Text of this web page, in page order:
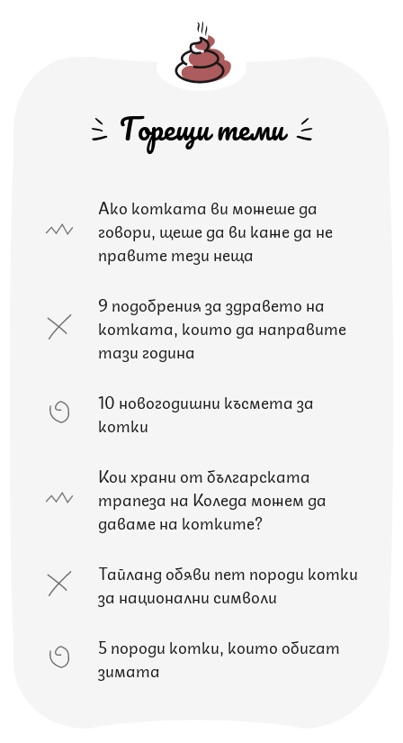
Горещи теми
Ако котката ви можеше да
говори, щеше да ви каже да не
правите тези неща
9 подобрения за здравето на
котката, които да направите
тази година
10 новогодишни късмета за
котки
Кои храни от българската
трапеза на Коледа можем да
даваме на котките?
Тайланд обяви пет породи котки
за национални символи
5 породи котки, които обичат
зимата